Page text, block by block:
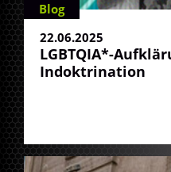
Blog
22.06.2025
LGBTQIA*-
Indoktrination